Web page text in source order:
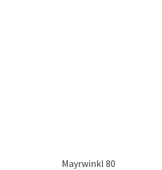
Mayrwinkl 80